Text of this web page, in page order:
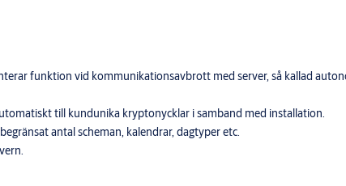
funktion vid kommunikationsavbrott med server, så kallad
till kundunika kryptonycklar i samband med installation.
antal scheman, kalendrar, dagtyper etc.